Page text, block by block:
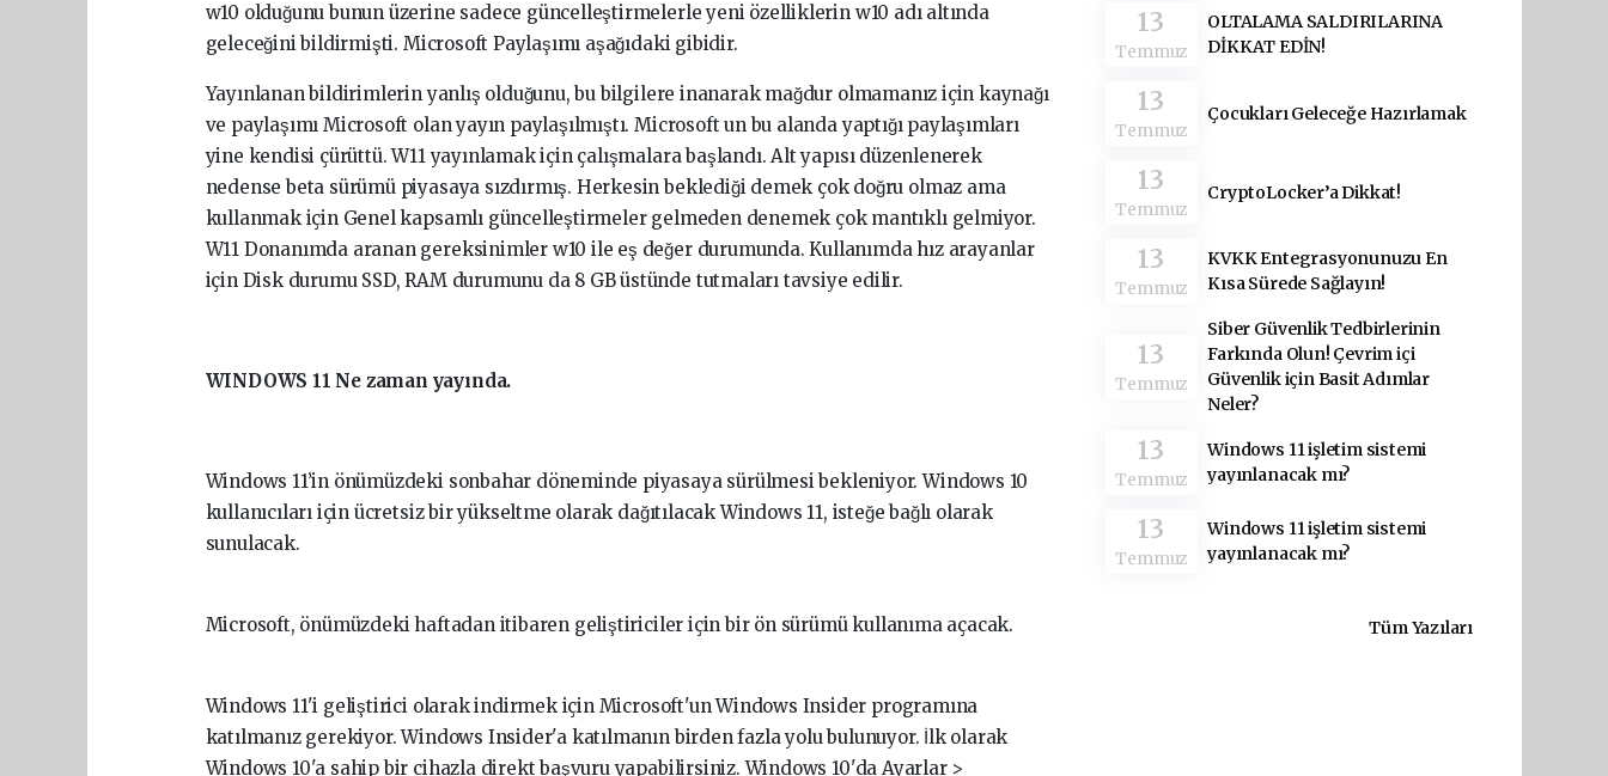
w10 olduğunu bunun üzerine sadece güncelleştirmelerle yeni özelliklerin w10 adı altında
geleceğini bildirmişti. Microsoft Paylaşımı aşağıdaki gibidir.
Yayınlanan bildirimlerin yanlış olduğunu, bu bilgilere inanarak mağdur olmamanız için kaynağı
ve paylaşımı Microsoft olan yayın paylaşılmıştı. Microsoft un bu alanda yaptığı paylaşımları
yine kendisi çürüttü. W11 yayınlamak için çalışmalara başlandı. Alt yapısı düzenlenerek
nedense beta sürümü piyasaya sızdırmış. Herkesin beklediği demek çok doğru olmaz ama
kullanmak için Genel kapsamlı güncelleştirmeler gelmeden denemek çok mantıklı gelmiyor.
W11 Donanımda aranan gereksinimler w10 ile eş değer durumunda. Kullanımda hız arayanlar
için Disk durumu SSD, RAM durumunu da 8 GB üstünde tutmaları tavsiye edilir.
WINDOWS 11 Ne zaman yayında.
Windows 11’in önümüzdeki sonbahar döneminde piyasaya sürülmesi bekleniyor. Windows 10
kullanıcıları için ücretsiz bir yükseltme olarak dağıtılacak Windows 11, isteğe bağlı olarak
sunulacak.
Microsoft, önümüzdeki haftadan itibaren geliştiriciler için bir ön sürümü kullanıma açacak.
Windows 11'i geliştirici olarak indirmek için Microsoft'un Windows Insider programına
katılmanız gerekiyor. Windows Insider'a katılmanın birden fazla yolu bulunuyor. İlk olarak
Windows 10'a sahip bir cihazla direkt başvuru yapabilirsiniz. Windows 10'da Ayarlar >
13
Temmuz
OLTALAMA SALDIRILARINA
DİKKAT EDİN!
13
Temmuz
Çocukları Geleceğe Hazırlamak
13
Temmuz
CryptoLocker’a Dikkat!
13
Temmuz
KVKK Entegrasyonunuzu En
Kısa Sürede Sağlayın!
13
Temmuz
Siber Güvenlik Tedbirlerinin
Farkında Olun! Çevrim içi
Güvenlik için Basit Adımlar
Neler?
13
Temmuz
Windows 11 işletim sistemi
yayınlanacak mı?
13
Temmuz
Windows 11 işletim sistemi
yayınlanacak mı?
Tüm Yazıları